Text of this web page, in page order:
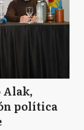
Alak,
política